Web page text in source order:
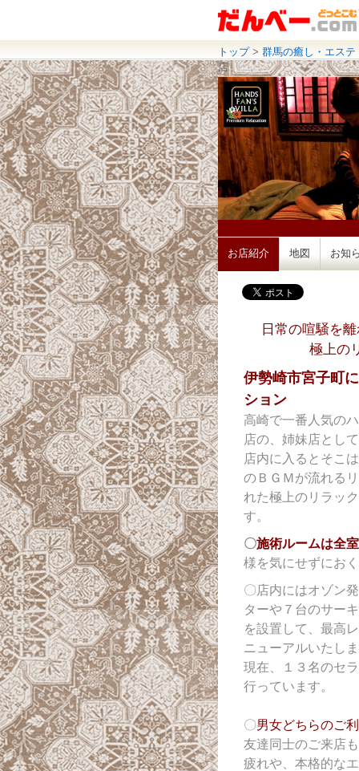
トップ> 群馬の癒し・エステ
店
お店紹介 地図 お知
日常の喧騒を
極上の
伊勢崎市宮子町
ション
高崎で一番人気の
店の、姉妹店とし
店内に入るとそこ
のＢＧＭが流れる
れた極上のリラッ
す。
〇施術ルームは全
様を気にせずにお
〇店内にはオゾン
ターや７台のサー
を設置して、最高
ニューアルいたしま
現在、１３名のセ
行っています。
〇男女どちらのご
友達同士のご来店
疲れや、本格的な